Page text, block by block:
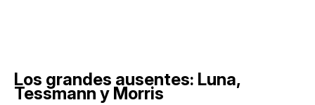
Los grandes ausentes: Luna,
Tessmann y Morris